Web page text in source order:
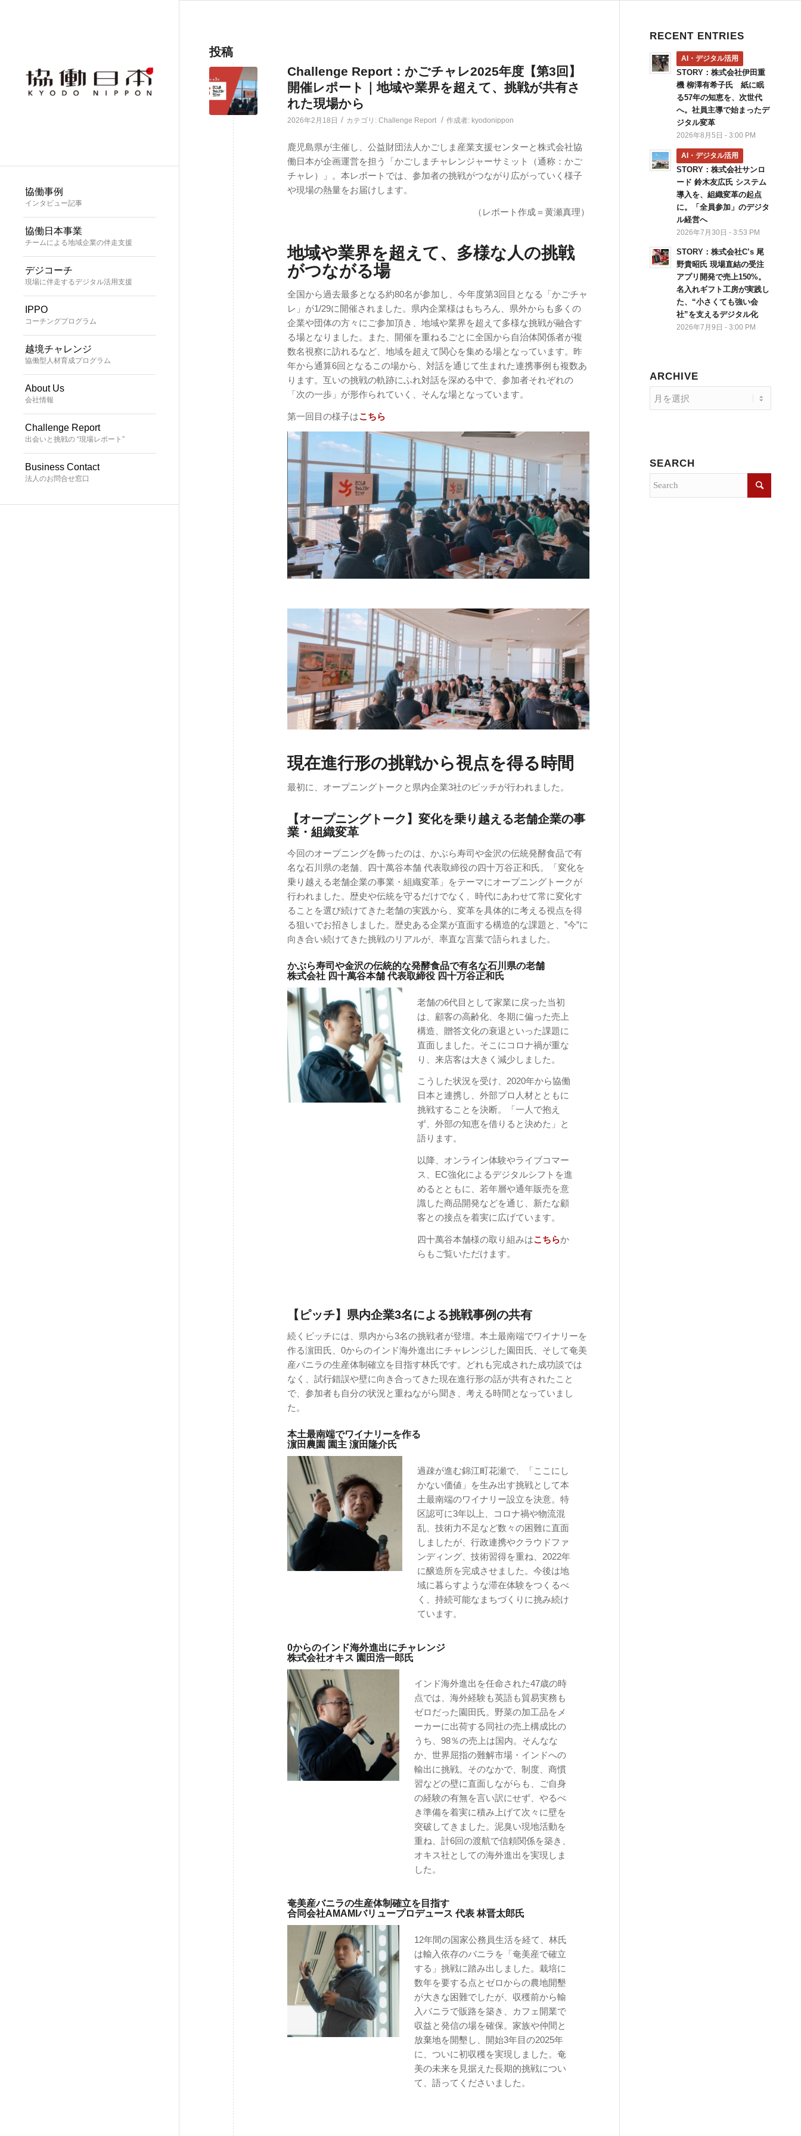
協働事例
インタビュー記事
協働日本事業
チームによる地域企業の伴走支援
デジコーチ
現場に伴走するデジタル活用支援
IPPO
コーチングプログラム
越境チャレンジ
協働型人材育成プログラム
About Us
会社情報
Challenge Report
出会いと挑戦の “現場レポート”
Business Contact
法人のお問合せ窓口
投稿
Challenge Report：かごチャレ2025年度【第3回】
開催レポート｜地域や業界を超えて、挑戦が共有さ
れた現場から
2026年2月18日 / カテゴリ: Challenge Report / 作成者: kyodonippon
鹿児島県が主催し、公益財団法人かごしま産業支援センターと株式会社協
働日本が企画運営を担う「かごしまチャレンジャーサミット（通称：かご
チャレ）」。本レポートでは、参加者の挑戦がつながり広がっていく様子
や現場の熱量をお届けします。
（レポート作成＝黄瀬真理）
地域や業界を超えて、多様な人の挑戦
がつながる場
全国から過去最多となる約80名が参加し、今年度第3回目となる「かごチャ
レ」が1/29に開催されました。県内企業様はもちろん、県外からも多くの
企業や団体の方々にご参加頂き、地域や業界を超えて多様な挑戦が融合す
る場となりました。また、開催を重ねるごとに全国から自治体関係者が複
数名視察に訪れるなど、地域を超えて関心を集める場となっています。昨
年から通算6回となるこの場から、対話を通じて生まれた連携事例も複数あ
ります。互いの挑戦の軌跡にふれ対話を深める中で、参加者それぞれの
「次の一歩」が形作られていく、そんな場となっています。
第一回目の様子はこちら
現在進行形の挑戦から視点を得る時間
最初に、オープニングトークと県内企業3社のピッチが行われました。
【オープニングトーク】変化を乗り越える老舗企業の事
業・組織変革
今回のオープニングを飾ったのは、かぶら寿司や金沢の伝統発酵食品で有
名な石川県の老舗、四十萬谷本舗 代表取締役の四十万谷正和氏。「変化を
乗り越える老舗企業の事業・組織変革」をテーマにオープニングトークが
行われました。歴史や伝統を守るだけでなく、時代にあわせて常に変化す
ることを選び続けてきた老舗の実践から、変革を具体的に考える視点を得
る狙いでお招きしました。歴史ある企業が直面する構造的な課題と、”今”に
向き合い続けてきた挑戦のリアルが、率直な言葉で語られました。
かぶら寿司や金沢の伝統的な発酵食品で有名な石川県の老舗
株式会社 四十萬谷本舗 代表取締役 四十万谷正和氏
老舗の6代目として家業に戻った当初
は、顧客の高齢化、冬期に偏った売上
構造、贈答文化の衰退といった課題に
直面しました。そこにコロナ禍が重な
り、来店客は大きく減少しました。
こうした状況を受け、2020年から協働
日本と連携し、外部プロ人材とともに
挑戦することを決断。「一人で抱え
ず、外部の知恵を借りると決めた」と
語ります。
以降、オンライン体験やライブコマー
ス、EC強化によるデジタルシフトを進
めるとともに、若年層や通年販売を意
識した商品開発などを通じ、新たな顧
客との接点を着実に広げています。
四十萬谷本舗様の取り組みはこちらか
らもご覧いただけます。
【ピッチ】県内企業3名による挑戦事例の共有
続くピッチには、県内から3名の挑戦者が登壇。本土最南端でワイナリーを
作る濵田氏、0からのインド海外進出にチャレンジした園田氏、そして奄美
産バニラの生産体制確立を目指す林氏です。どれも完成された成功談では
なく、試行錯誤や壁に向き合ってきた現在進行形の話が共有されたこと
で、参加者も自分の状況と重ねながら聞き、考える時間となっていまし
た。
本土最南端でワイナリーを作る
濵田農園 園主 濵田隆介氏
過疎が進む錦江町花瀬で、「ここにし
かない価値」を生み出す挑戦として本
土最南端のワイナリー設立を決意。特
区認可に3年以上、コロナ禍や物流混
乱、技術力不足など数々の困難に直面
しましたが、行政連携やクラウドファ
ンディング、技術習得を重ね、2022年
に醸造所を完成させました。今後は地
域に暮らすような滞在体験をつくるべ
く、持続可能なまちづくりに挑み続け
ています。
0からのインド海外進出にチャレンジ
株式会社オキス 園田浩一郎氏
インド海外進出を任命された47歳の時
点では、海外経験も英語も貿易実務も
ゼロだった園田氏。野菜の加工品をメ
ーカーに出荷する同社の売上構成比の
うち、98％の売上は国内。そんなな
か、世界屈指の難解市場・インドへの
輸出に挑戦。そのなかで、制度、商慣
習などの壁に直面しながらも、ご自身
の経験の有無を言い訳にせず、やるべ
き準備を着実に積み上げて次々に壁を
突破してきました。泥臭い現地活動を
重ね、計6回の渡航で信頼関係を築き、
オキス社としての海外進出を実現しま
した。
奄美産バニラの生産体制確立を目指す
合同会社AMAMIバリュープロデュース 代表 林晋太郎氏
12年間の国家公務員生活を経て、林氏
は輸入依存のバニラを「奄美産で確立
する」挑戦に踏み出しました。栽培に
数年を要する点とゼロからの農地開墾
が大きな困難でしたが、収穫前から輸
入バニラで販路を築き、カフェ開業で
収益と発信の場を確保。家族や仲間と
放棄地を開墾し、開始3年目の2025年
に、ついに初収穫を実現しました。奄
美の未来を見据えた長期的挑戦につい
て、語ってくださいました。
RECENT ENTRIES
AI・デジタル活用
STORY：株式会社伊田重
機 柳澤有希子氏 紙に眠
る57年の知恵を、次世代
へ。社員主導で始まったデ
ジタル変革
2026年8月5日 - 3:00 PM
AI・デジタル活用
STORY：株式会社サンロ
ード 鈴木友広氏 システム
導入を、組織変革の起点
に。「全員参加」のデジタ
ル経営へ
2026年7月30日 - 3:53 PM
STORY：株式会社C’s 尾
野貴昭氏 現場直結の受注
アプリ開発で売上150%。
名入れギフト工房が実践し
た、“小さくても強い会
社”を支えるデジタル化
2026年7月9日 - 3:00 PM
ARCHIVE
SEARCH